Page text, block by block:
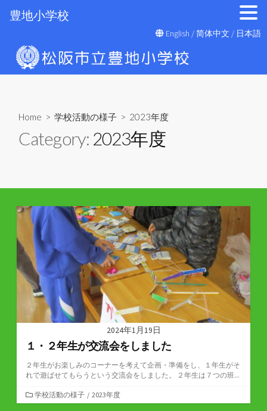
ン
English /简体中文 / 日本語
Home > 学校活動の様子 > 2023年度
Category: 2023年度
2024年1月19日
１・２年生が交流会をしました
２年生がお楽しみのコーナーを考えて企画・準備をし、１年生がそ
れで遊ばせてもらうという交流会をしました。 ２年生は７つの班...
カ
テ
学校活動の様子 / 2023年度
豊地小学校